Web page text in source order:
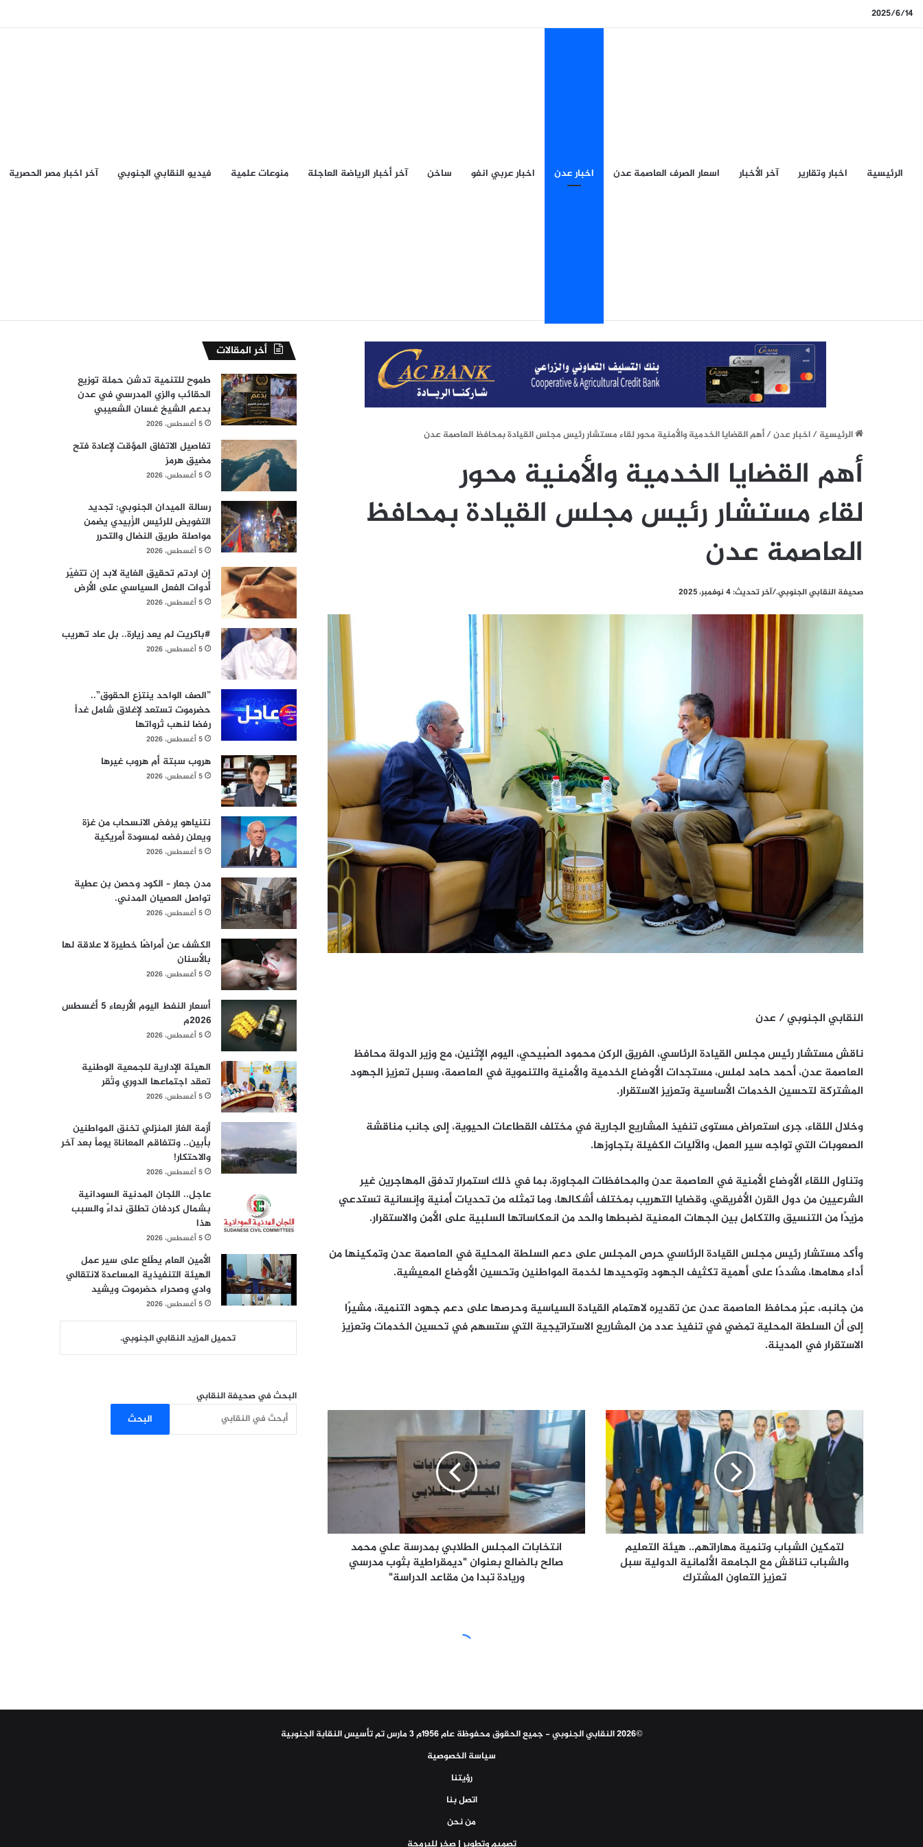
2025/6/14
الرئيسيِة اخبار وتقارير آخر الأخبار اسعار الصرف العاصمة عدن اخبار عدن اخبار عربي انفو ساخن آخر أخبار الرياضة العاجلة منوعات علمية فيديو النقابي الجنوبي آخر اخبار مصر الحصرية
الرئيسيِة/اخبار عدن/أهم القضايا الخدمية والأمنية محور لقاء مستشار رئيس مجلس القيادة بمحافظ العاصمة عدن
أهم القضايا الخدمية والأمنية محور
لقاء مستشار رئيس مجلس القيادة بمحافظ
العاصمة عدن
صحيفة النقابي الجنوبي./آخر تحديث: 4 نوفمبر، 2025
النقابي الجنوبي / عدن
ناقش مستشار رئيس مجلس القيادة الرئاسي، الفريق الركن محمود الصُبيحي، اليوم الإثنين، مع وزير الدولة محافظ
العاصمة عدن، أحمد حامد لملس، مستجدات الأوضاع الخدمية والأمنية والتنموية في العاصمة، وسبل تعزيز الجهود
المشتركة لتحسين الخدمات الأساسية وتعزيز الاستقرار.
وخلال اللقاء، جرى استعراض مستوى تنفيذ المشاريع الجارية في مختلف القطاعات الحيوية، إلى جانب مناقشة
الصعوبات التي تواجه سير العمل، والآليات الكفيلة بتجاوزها.
وتناول اللقاء الأوضاع الأمنية في العاصمة عدن والمحافظات المجاورة، بما في ذلك استمرار تدفق المهاجرين غير
الشرعيين من دول القرن الأفريقي، وقضايا التهريب بمختلف أشكالها، وما تمثله من تحديات أمنية وإنسانية تستدعي
مزيدًا من التنسيق والتكامل بين الجهات المعنية لضبطها والحد من انعكاساتها السلبية على الأمن والاستقرار.
وأكد مستشار رئيس مجلس القيادة الرئاسي حرص المجلس على دعم السلطة المحلية في العاصمة عدن وتمكينها من
أداء مهامها، مشددًا على أهمية تكثيف الجهود وتوحيدها لخدمة المواطنين وتحسين الأوضاع المعيشية.
من جانبه، عبّر محافظ العاصمة عدن عن تقديره لاهتمام القيادة السياسية وحرصها على دعم جهود التنمية، مشيرًا
إلى أن السلطة المحلية تمضي في تنفيذ عدد من المشاريع الاستراتيجية التي ستسهم في تحسين الخدمات وتعزيز
الاستقرار في المدينة.
لتمكين
الشباب
وتنمية
مهاراتهم..
والشباب
تناقش
مع
الجامعة
الألمانية
لتمكين الشباب وتنمية مهاراتهم.. هيئة التعليم
والشباب تناقش مع الجامعة الألمانية الدولية سبل
تعزيز التعاون المشترك
انتخابات
المجلس
الطلابي
بمدرسة
محمد
صالح
بالضالع
بعنوان
"ديمقراطيةانتخابات المجلس الطلابي بمدرسة علي محمد
صالح بالضالع بعنوان "ديمقراطية بثوب مدرسي
وريادة تبدا من مقاعد الدراسة"
أخر المقالات
طموح للتنمية تدشن حملة توزيع
الحقائب والزي المدرسي في عدن
بدعم الشيخ غسان الشعيبي
5 أغسطس، 2026
تفاصيل الاتفاق المؤقت لإعادة فتح
مضيق هرمز
5 أغسطس، 2026
رسالة الميدان الجنوبي: تجديد
التفويض للرئيس الزُبيدي يضمن
مواصلة طريق النضال والتحرر
5 أغسطس، 2026
إن اردتم تحقيق الغاية لابد إن تتغيّر
أدوات الفعل السياسي على الأرض
5 أغسطس، 2026
#باكريت لم يعد زيارة.. بل عاد تهريب
5 أغسطس، 2026
​”الصف الواحد ينتزع الحقوق”..
حضرموت تستعد لإغلاق شامل غداً
رفضا لنهب ثرواتها
5 أغسطس، 2026
هروب سبتة أم هروب غيرها
5 أغسطس، 2026
نتنياهو يرفض الانسحاب من غزة
ويعلن رفضه لمسودة أمريكية
5 أغسطس، 2026
مدن جعار – الكود وحصن بن عطية
تواصل العصيان المدني.
5 أغسطس، 2026
الكشف عن أمراضًا خطيرة لا علاقة لها
بالأسنان
5 أغسطس، 2026
أسعار النفط اليوم الأربعاء 5 أغسطس
2026م
5 أغسطس، 2026
الهيئة الإدارية للجمعية الوطنية
تعقد اجتماعها الدوري وتُقر
5 أغسطس، 2026
أزمة الغاز المنزلي تخنق المواطنين
بأبين.. وتتفاقم المعاناة يوماً بعد آخر
والاحتكار!
5 أغسطس، 2026
عاجل.. اللجان المدنية السودانية
بشمال كردفان تطلق نداءً والسبب
هذا
5 أغسطس، 2026
الأمين العام يطّلع على سير عمل
الهيئة التنفيذية المساعدة لانتقالي
وادي وصحراء حضرموت ويشيد
5 أغسطس، 2026
تحميل المزيد النقابي الجنوبي.
البحث في صحيفة النقابي
البحث
©2026 النقابي الجنوبي - جميع الحقوق محفوظة عام 1956م 3 مارس تم تأسيس النقابة الجنوبية
سياسة الخصوصية
رؤيتنا
اتصل بنا
من نحن